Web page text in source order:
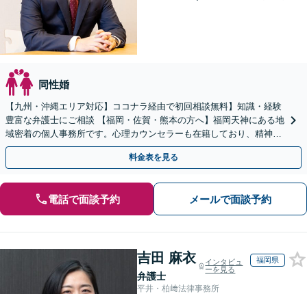
同性婚
【九州・沖縄エリア対応】ココナラ経由で初回相談無料】知識・経験
豊富な弁護士にご相談 【福岡・佐賀・熊本の方へ】福岡天神にある地
域密着の個人事務所です。心理カウンセラーも在籍しており、精神的
に不安な方にも安心してご相談頂けます
料金表を見る
電話で面談予約 メールで面談予約
吉田 麻衣
弁護士
インタビュ
ーを見る
福岡県
平井・柏﨑法律事務所